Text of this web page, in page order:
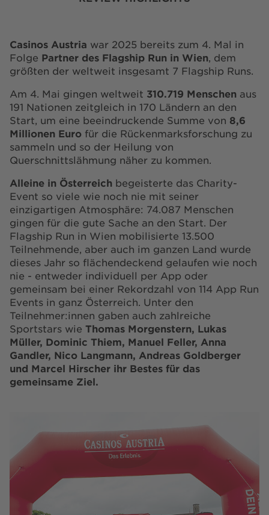
Casinos Austria war 2025 bereits zum 4. Mal in
Folge Partner des Flagship Run in Wien , dem
größten der weltweit insgesamt 7 Flagship Runs.
Am 4. Mai gingen weltweit 310.719 Menschen aus
191 Nationen zeitgleich in 170 Ländern an den
Start, um eine beeindruckende Summe von 8,6
Millionen Euro für die Rückenmarksforschung zu
sammeln und so der Heilung von
Querschnittslähmung näher zu kommen.
Alleine in Österreich begeisterte das Charity-
Event so viele wie noch nie mit seiner
einzigartigen Atmosphäre: 74.087 Menschen
gingen für die gute Sache an den Start. Der
Flagship Run in Wien mobilisierte 13.500
Teilnehmende, aber auch im ganzen Land wurde
dieses Jahr so flächendeckend gelaufen wie noch
nie - entweder individuell per App oder
gemeinsam bei einer Rekordzahl von 114 App Run
Events in ganz Österreich. Unter den
Teilnehmer:innen gaben auch zahlreiche
Sportstars wie Thomas Morgenstern, Lukas
Müller, Dominic Thiem, Manuel Feller, Anna
Gandler, Nico Langmann, Andreas Goldberger
und Marcel Hirscher ihr Bestes für das
gemeinsame Ziel.